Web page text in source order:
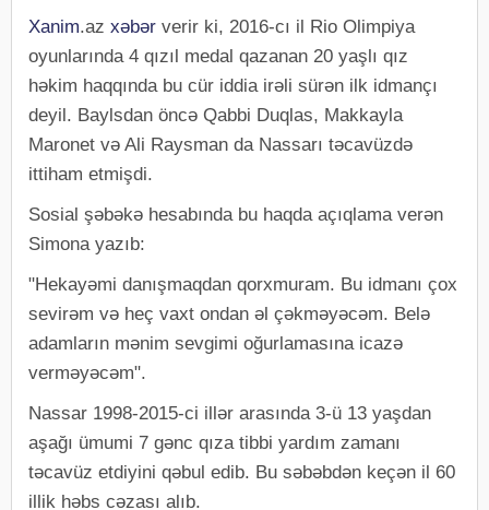
Xanim.az xəbər verir ki, 2016-cı il Rio Olimpiya
oyunlarında 4 qızıl medal qazanan 20 yaşlı qız
həkim haqqında bu cür iddia irəli sürən ilk idmançı
deyil. Baylsdan öncə Qabbi Duqlas, Makkayla
Maronet və Ali Raysman da Nassarı təcavüzdə
ittiham etmişdi.
Sosial şəbəkə hesabında bu haqda açıqlama verən
Simona yazıb:
"Hekayəmi danışmaqdan qorxmuram. Bu idmanı çox
sevirəm və heç vaxt ondan əl çəkməyəcəm. Belə
adamların mənim sevgimi oğurlamasına icazə
verməyəcəm".
Nassar 1998-2015-ci illər arasında 3-ü 13 yaşdan
aşağı ümumi 7 gənc qıza tibbi yardım zamanı
təcavüz etdiyini qəbul edib. Bu səbəbdən keçən il 60
illik həbs cəzası alıb.